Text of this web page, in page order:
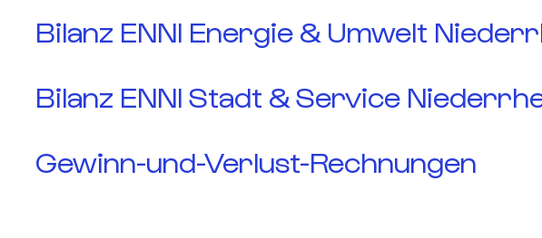
Bilanz ENNI Energie & Umwelt
Bilanz ENNI Stadt & Service
Gewinn-und-Verlust-Rechnungen